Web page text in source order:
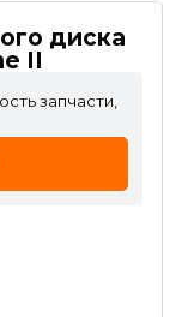
диска
II
запчасти,